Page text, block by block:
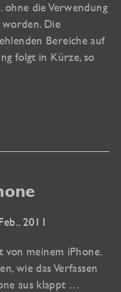
ohne die Verwendung
worden. Die
Bereiche auf
folgt in Kürze, so
2011
von meinem iPhone.
wie das Verfassen
aus klappt …